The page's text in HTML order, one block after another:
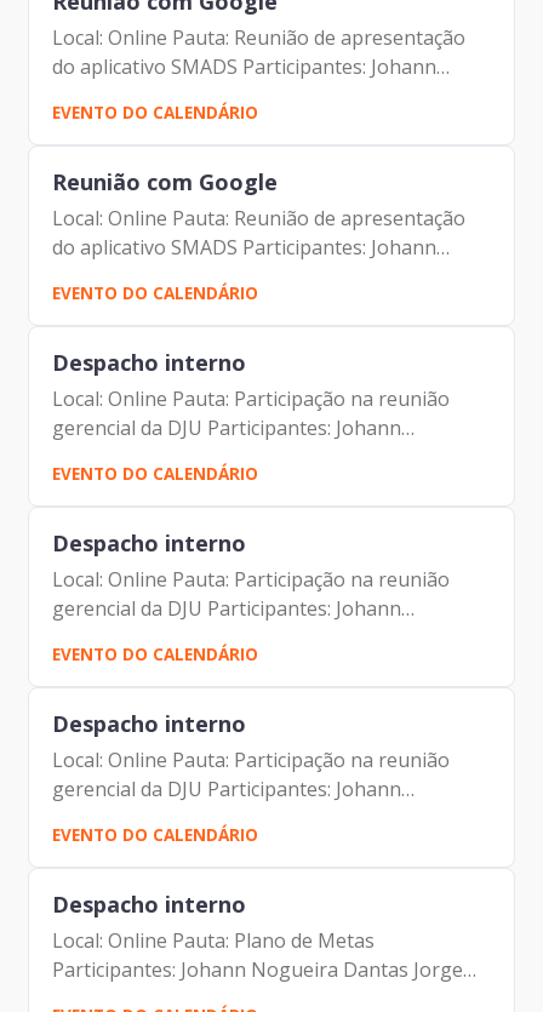
Local: Online Pauta: Reunião de apresentação
do aplicativo SMADS Participantes: Johann
Nogueira Dantas Mauricio Gonçalves Pimentel
Isabela Domingues Moure Varela Carlos
Alberto da Silva João Thiago...
EVENTO DO CALENDÁRIO
Reunião com Google
Local: Online Pauta: Reunião de apresentação
do aplicativo SMADS Participantes: Johann
Nogueira Dantas Mauricio Gonçalves Pimentel
Isabela Domingues Moure Varela Carlos
Alberto da Silva João Thiago...
EVENTO DO CALENDÁRIO
Despacho interno
Local: Online Pauta: Participação na reunião
gerencial da DJU Participantes: Johann
Nogueira Dantas Camila Cristina Murta Vinicius
Lobato Couto Adriana Pereira de Oliveira
Taborda Luciano Domingues...
EVENTO DO CALENDÁRIO
Despacho interno
Local: Online Pauta: Participação na reunião
gerencial da DJU Participantes: Johann
Nogueira Dantas Camila Cristina Murta Vinicius
Lobato Couto Adriana Pereira de Oliveira
Taborda Luciano Domingues...
EVENTO DO CALENDÁRIO
Despacho interno
Local: Online Pauta: Participação na reunião
gerencial da DJU Participantes: Johann
Nogueira Dantas Camila Cristina Murta Vinicius
Lobato Couto Adriana Pereira de Oliveira
Taborda Luciano Domingues...
EVENTO DO CALENDÁRIO
Despacho interno
Local: Online Pauta: Plano de Metas
Participantes: Johann Nogueira Dantas Jorge